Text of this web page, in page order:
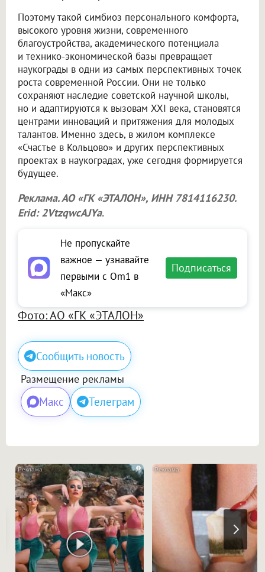
Поэтому такой симбиоз персонального комфорта,
высокого уровня жизни, современного
благоустройства, академического потенциала
и технико-экономической базы превращает
наукограды в одни из самых перспективных точек
роста современной России. Они не только
сохраняют наследие советской научной школы,
но и адаптируются к вызовам XXI века, становятся
центрами инноваций и притяжения для молодых
талантов. Именно здесь, в жилом комплексе
«Счастье в Кольцово» и других перспективных
проектах в наукоградах, уже сегодня формируется
будущее.
Реклама. АО «ГК «ЭТАЛОН», ИНН 7814116230.
Erid: 2VtzqwcAJYa.
Не пропускайте
важное — узнавайте
первыми с Om1 в
«Макс»
Подписаться
Фото: АО «ГК «ЭТАЛОН»
Сообщить новость
Размещение рекламы
Макс Телеграм
i